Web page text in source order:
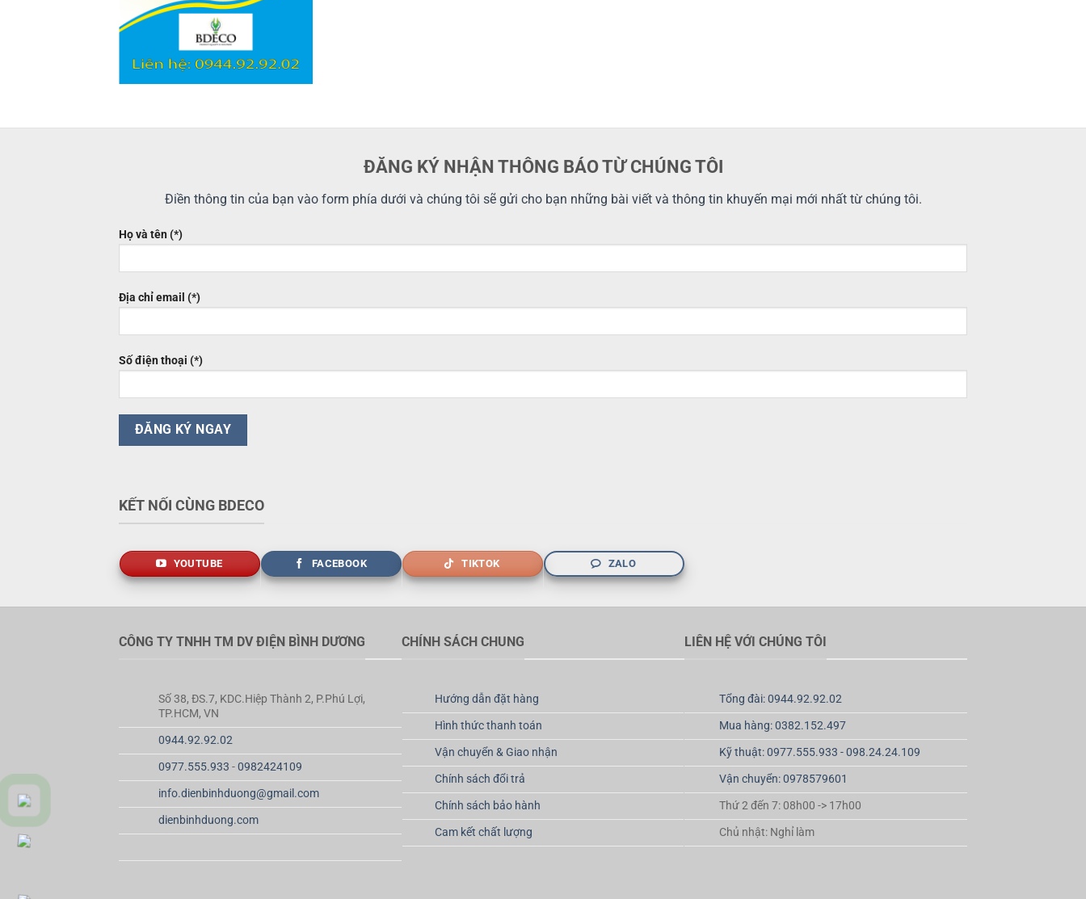
ĐĂNG KÝ NHẬN THÔNG BÁO TỪ CHÚNG TÔI
Điền thông tin của bạn vào form phía dưới và chúng tôi sẽ gửi cho bạn những bài viết và thông tin khuyến mại mới nhất từ chúng tôi.
Họ và tên (*)
Địa chỉ email (*)
Số điện thoại (*)
KẾT NỐI CÙNG BDECO
YOUTUBE FACEBOOK TIKTOK ZALO
CÔNG TY TNHH TM DV ĐIỆN BÌNH DƯƠNG
Số 38, ĐS.7, KDC.Hiệp Thành 2, P.Phú Lợi,
TP.HCM, VN
0944.92.92.02
0977.555.933 -0982424109
info.dienbinhduong@gmail.com
dienbinhduong.com
CHÍNH SÁCH CHUNG
Hướng dẫn đặt hàng
Hình thức thanh toán
Vận chuyển & Giao nhận
Chính sách đổi trả
Chính sách bảo hành
Cam kết chất lượng
LIÊN HỆ VỚI CHÚNG TÔI
Tổng đài: 0944.92.92.02
Mua hàng: 0382.152.497
Kỹ thuật: 0977.555.933 - 098.24.24.109
Vận chuyển: 0978579601
Thứ 2 đến 7: 08h00 -> 17h00
Chủ nhật: Nghỉ làm